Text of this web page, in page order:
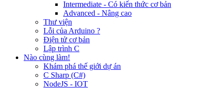
Intermediate - Có kiến thức cơ bản
Advanced - Nâng cao
Thư viện
Lỗi của Arduino ?
Điện tử cơ bản
Lập trình C
Nào cùng làm!
Khám phá thế giới dự án
C Sharp (C#)
NodeJS - IOT